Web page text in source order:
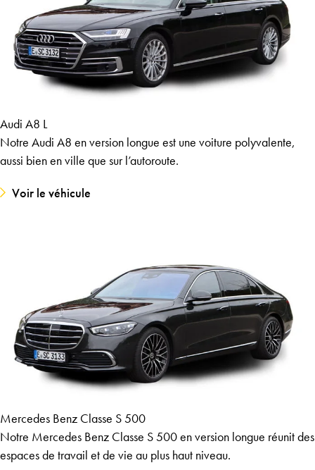
Audi A8 L
Notre Audi A8 en version longue est une voiture polyvalente,
aussi bien en ville que sur l’autoroute.
Voir le véhicule
Mercedes Benz Classe S 500
Notre Mercedes Benz Classe S 500 en version longue réunit des
espaces de travail et de vie au plus haut niveau.